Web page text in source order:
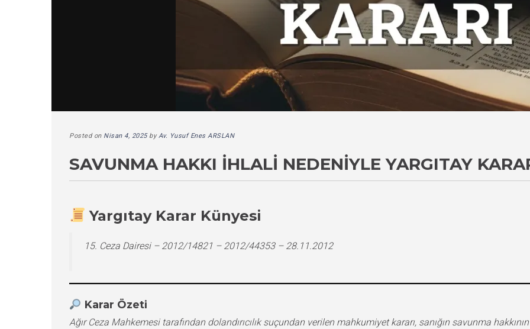
Posted on Nisan 4, 2025byAv. Yusuf Enes ARSLAN
SAVUNMA HAKKI İHLALI NEDENIYLE YARGITAY
Yargıtay Karar Künyesi
15. Ceza Dairesi – 2012/14821 – 2012/44353 – 28.11.2012
Karar Özeti
Ağır Ceza Mahkemesi tarafından dolandırıcılık suçundan verilen mahkumiyet kararı, sanığın savunma